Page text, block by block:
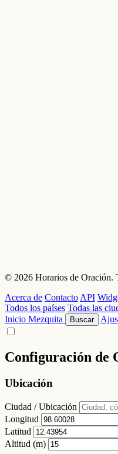
© 2026 Horarios de Oración.
Acerca de ContactoAPI
Todos los países Todas las
Inicio Mezquita Buscar
Configuración de
Ubicación
Ciudad / Ubicación
Longitud
Latitud
Altitud (m)